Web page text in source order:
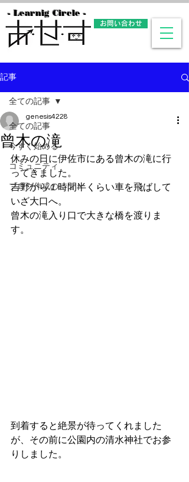
- Learnig Circle -
お問い合わせ
記事
全ての記事
今すぐ始める
コミュニティ
ブログ作成のヒント
全ての記事
曾木の滝
genesis4228
休みの日に伊佐市にある曾木の滝に行
ってきました。
吉野から１時間半くらい車を飛ばして
いざ大口へ。
曾木の滝入り口で大きな橋を渡りま
す。
到着すると絶景が待ってくれました
が、その前に公園内の清水神社でお参
りしました。